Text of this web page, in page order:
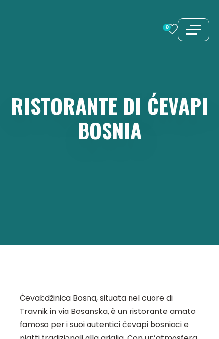
0
RISTORANTE DI ĆEVAPI
BOSNIA
Ćevabdžinica Bosna, situata nel cuore di
Travnik in via Bosanska, è un ristorante amato
famoso per i suoi autentici ćevapi bosniaci e